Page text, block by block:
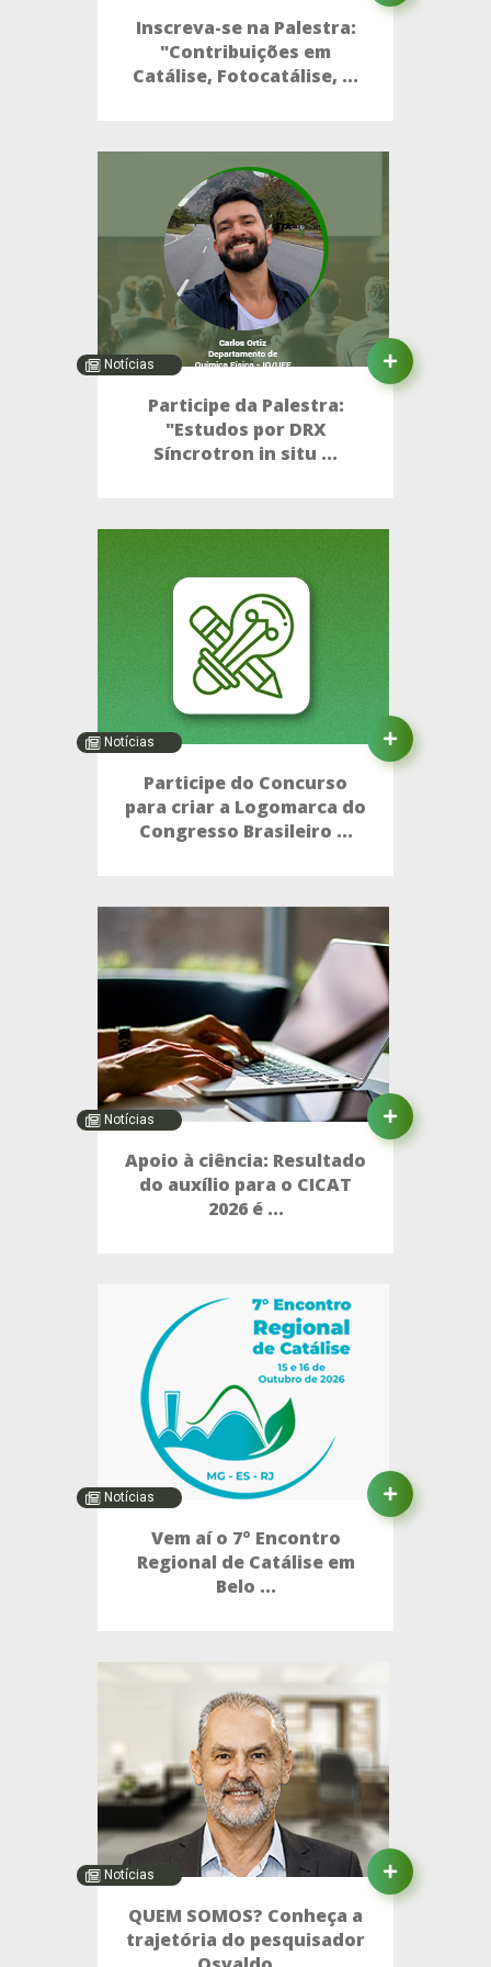
Inscreva-se na Palestra:
"Contribuições em
Catálise, Fotocatálise, ...
Notícias
Participe da Palestra:
"Estudos por DRX
Síncrotron in situ ...
Notícias
Participe do Concurso
para criar a Logomarca do
Congresso Brasileiro ...
Notícias
Apoio à ciência: Resultado
do auxílio para o CICAT
2026 é ...
Notícias
Vem aí o 7º Encontro
Regional de Catálise em
Belo ...
Notícias
QUEM SOMOS? Conheça a
trajetória do pesquisador